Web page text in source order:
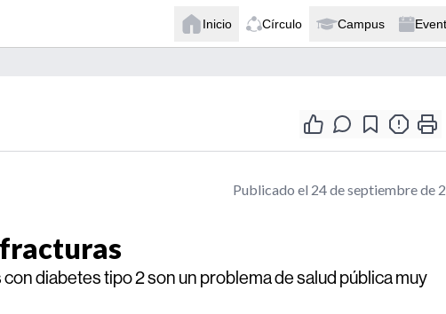
Inicio Círculo Campus
Publicado el 24 de septiembre de
diabetes tipo 2 son un problema de salud pública muy